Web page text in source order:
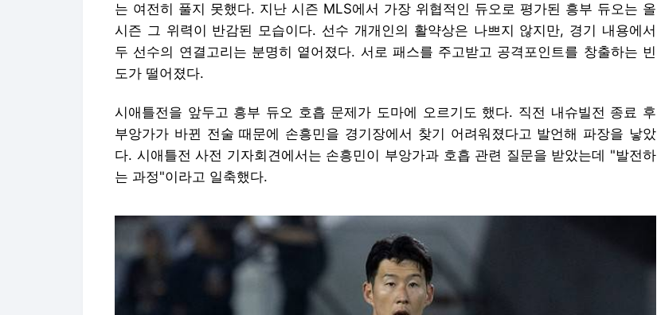
는 여전히 풀지 못했다. 지난 시즌 MLS에서 가장 위협적인 듀오로 평가된 흥부 듀오는 올
시즌 그 위력이 반감된 모습이다. 선수 개개인의 활약상은 나쁘지 않지만, 경기 내용에서
두 선수의 연결고리는 분명히 옅어졌다. 서로 패스를 주고받고 공격포인트를 창출하는 빈
도가 떨어졌다.
시애틀전을 앞두고 흥부 듀오 호흡 문제가 도마에 오르기도 했다. 직전 내슈빌전 종료 후
부앙가가 바뀐 전술 때문에 손흥민을 경기장에서 찾기 어려워졌다고 발언해 파장을 낳았
다. 시애틀전 사전 기자회견에서는 손흥민이 부앙가과 호흡 관련 질문을 받았는데 "발전하
는 과정"이라고 일축했다.